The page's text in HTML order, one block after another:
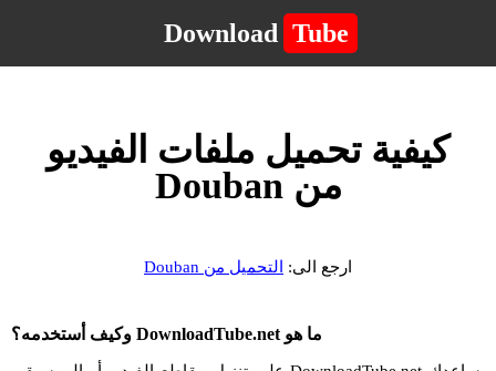
Download Tube
كيفية تحميل ملفات الفيديو
من Douban
ارجع الى: التحميل من Douban
ما هو DownloadTube.net وكيف أستخدمه؟